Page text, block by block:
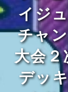
イジ
チャ
大会
デッ